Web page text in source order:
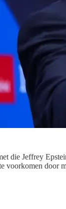
die Jeffrey
voorkomen door